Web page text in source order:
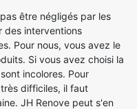
être négligés par les
des interventions
Pour nous, vous avez le
Si vous avez choisi la
incolores. Pour
difficiles, il faut
JH Renove peut s'en